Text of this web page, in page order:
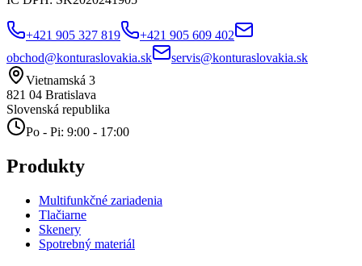
+421 905 327 819
+421 905 609 402
obchod@konturaslovakia.sk
servis@konturaslovakia.sk
Vietnamská 3
821 04 Bratislava
Slovenská republika
Po - Pi: 9:00 - 17:00
Produkty
Multifunkčné zariadenia
Tlačiarne
Skenery
Spotrebný materiál